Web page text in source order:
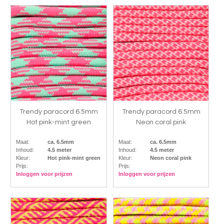
Trendy paracord 6.5mm
Hot pink-mint green
Maat:
ca. 6.5mm
Inhoud:
4.5 meter
Kleur:
Hot pink-mint green
Prijs:
Inloggen voor prijzen
Trendy paracord 6.5mm
Neon coral pink
Maat:
ca. 6.5mm
Inhoud:
4.5 meter
Kleur:
Neon coral pink
Prijs:
Inloggen voor prijzen